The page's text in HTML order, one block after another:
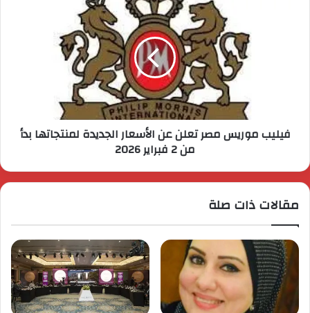
فيليب موريس مصر تعلن عن الأسعار الجديدة لمنتجاتها بدأ
من 2 فبراير 2026
مقالات ذات صلة